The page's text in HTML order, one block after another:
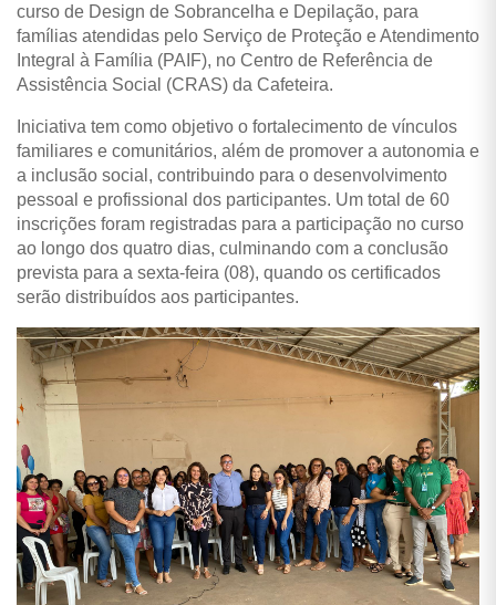
curso de Design de Sobrancelha e Depilação, para
famílias atendidas pelo Serviço de Proteção e Atendimento
Integral à Família (PAIF), no Centro de Referência de
Assistência Social (CRAS) da Cafeteira.
Iniciativa tem como objetivo o fortalecimento de vínculos
familiares e comunitários, além de promover a autonomia e
a inclusão social, contribuindo para o desenvolvimento
pessoal e profissional dos participantes. Um total de 60
inscrições foram registradas para a participação no curso
ao longo dos quatro dias, culminando com a conclusão
prevista para a sexta-feira (08), quando os certificados
serão distribuídos aos participantes.